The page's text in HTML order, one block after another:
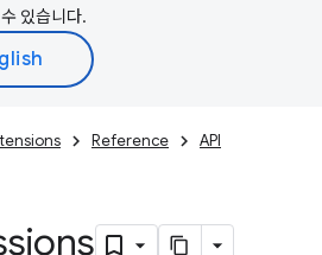
있습니다.
Reference API